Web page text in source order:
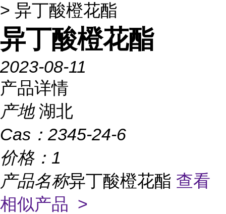
> 异丁酸橙花酯
异丁酸橙花酯
2023-08-11
产品详情
产地 湖北
Cas： 2345-24-6
价格： 1
产品名称异丁酸橙花酯 查看
相似产品 >